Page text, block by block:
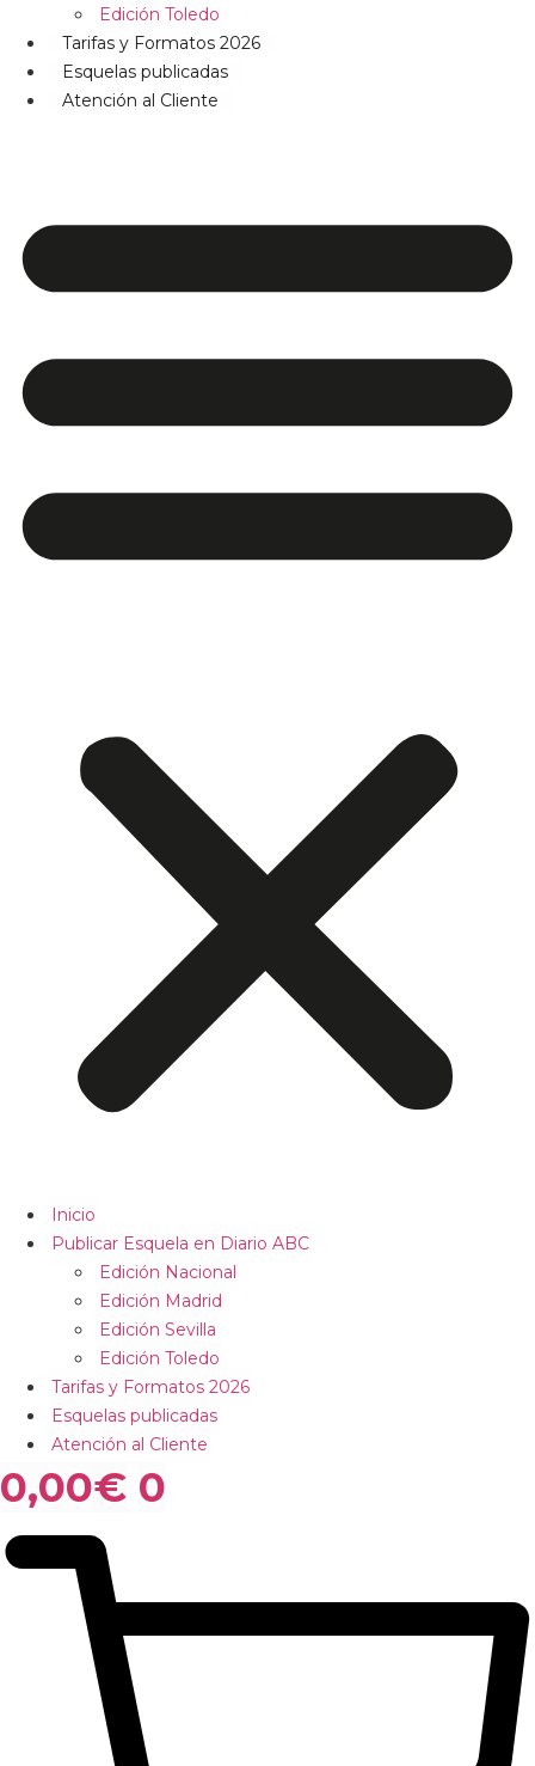
Edición Toledo
Tarifas y Formatos 2026
Esquelas publicadas
Atención al Cliente
Inicio
Publicar Esquela en Diario ABC
Edición Nacional
Edición Madrid
Edición Sevilla
Edición Toledo
Tarifas y Formatos 2026
Esquelas publicadas
Atención al Cliente
0,00€ 0